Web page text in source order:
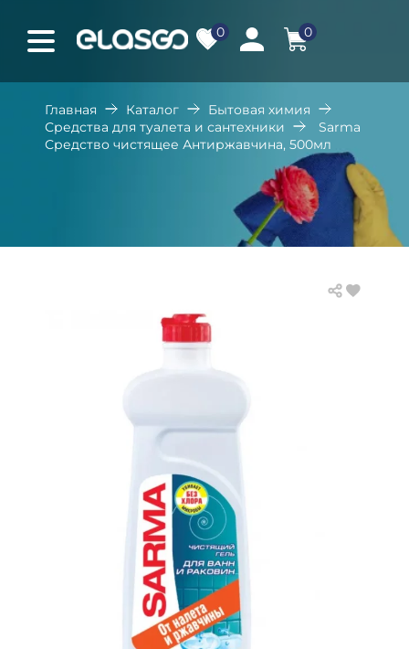
0 0
Главная Каталог
Бытовая химия
Средства для туалета и сантехники
Sarma
Средство чистящее Антиржавчина, 500мл